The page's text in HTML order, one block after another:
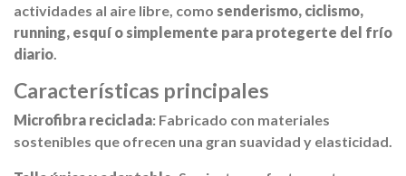
actividades al aire libre, como senderismo, ciclismo,
running, esquí o simplemente para protegerte del frío
diario.
Características principales
Microfibra reciclada: Fabricado con materiales
sostenibles que ofrecen una gran suavidad y elasticidad.